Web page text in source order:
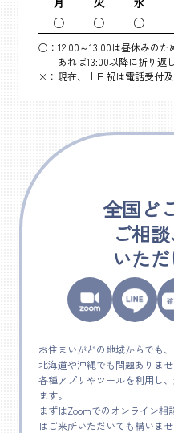
○
○ ○
○： 12:00～13:00は昼休みの
あれば13:00以降に折り返
×： 現在、土日祝は電話受付
全国ど
ご相
いただ
お住まいがどの地域からでも
北海道や沖縄でも問題ありませ
各種アプリやツールを利用し
ます。
まずはZoomでのオンライン
はご来所いただいても構いませ